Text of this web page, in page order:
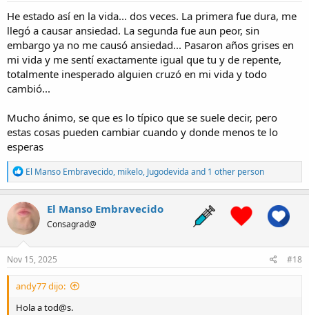
Bueno. Solo quería expresarme. Y puede que esto sea un grito de
ayuda.
Me siento solo. Trabajo mucho. Y cuando llego a casa. Extraño
alguien con quien poder ver una peli, cenar. O simplemente hablar
de tonterías.
Gracias por escucharme. Digo leerme.
He estado así en la vida... dos veces. La primera fue dura, me
llegó a causar ansiedad. La segunda fue aun peor, sin
embargo ya no me causó ansiedad... Pasaron años grises en
mi vida y me sentí exactamente igual que tu y de repente,
totalmente inesperado alguien cruzó en mi vida y todo
cambió...
Mucho ánimo, se que es lo típico que se suele decir, pero
estas cosas pueden cambiar cuando y donde menos te lo
esperas
R
e
a
c
t
i
o
n
s
El Manso Embravecido, mikelo, Jugodevida and 1 other person
El Manso Embravecido
Consagrad@
Nov 15, 2025 #18
andy77 dijo:
Hola a tod@s.